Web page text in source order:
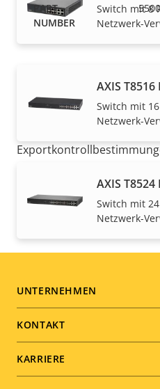
Switch mit 8
Netzwerk-
AXIS
Switch mit
Netzwerk-
AXIS
Switch mit
Netzwerk-
HINWEIS
Axis Produkte unterliegen
Export für Ihr Produkt.
Footer
menu
UNTERNEHMEN
KONTAKT
KARRIERE